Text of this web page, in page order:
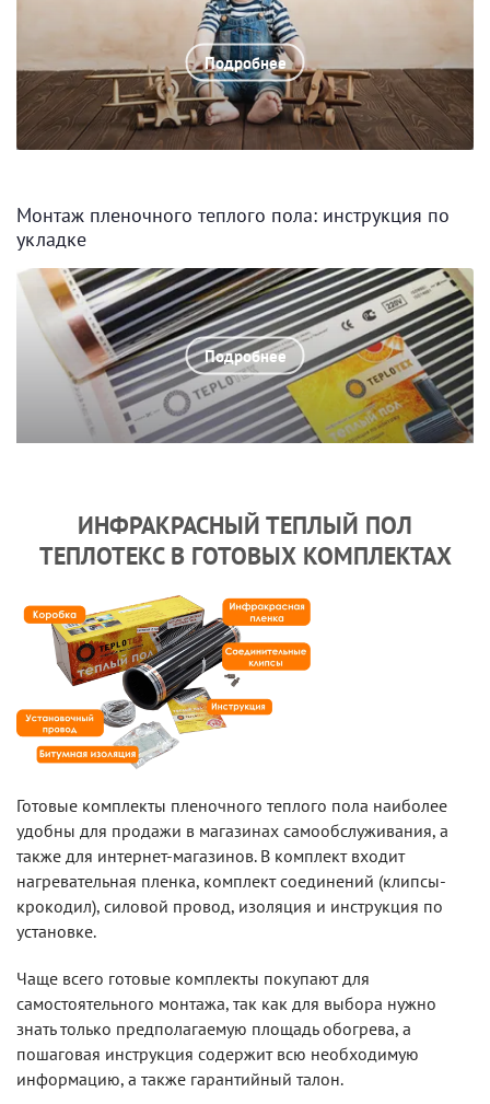
Подробнее
Монтаж пленочного теплого пола: инструкция по
укладке
Подробнее
ИНФРАКРАСНЫЙ ТЕПЛЫЙ ПОЛ
ТЕПЛОТЕКС В ГОТОВЫХ КОМПЛЕКТАХ
Готовые комплекты пленочного теплого пола наиболее
удобны для продажи в магазинах самообслуживания, а
также для интернет-магазинов. В комплект входит
нагревательная пленка, комплект соединений (клипсы-
крокодил), силовой провод, изоляция и инструкция по
установке.
Чаще всего готовые комплекты покупают для
самостоятельного монтажа, так как для выбора нужно
знать только предполагаемую площадь обогрева, а
пошаговая инструкция содержит всю необходимую
информацию, а также гарантийный талон.